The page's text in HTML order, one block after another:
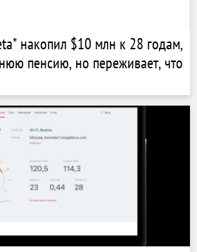
накопил $10 млн к 28 годам,
пенсию, но переживает, что